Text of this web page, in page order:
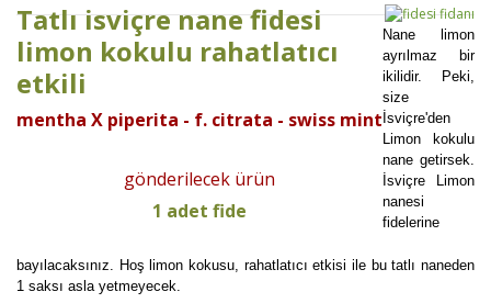
Tatlı isviçre nane fidesi
limon kokulu rahatlatıcı
etkili
mentha X piperita - f. citrata - swiss mint
gönderilecek ürün
1 adet fide
Nane limon
ayrılmaz bir
ikilidir. Peki,
size
İsviçre'den
Limon kokulu
nane getirsek.
İsviçre Limon
nanesi
fidelerine
bayılacaksınız. Hoş limon kokusu, rahatlatıcı etkisi ile bu tatlı naneden
1 saksı asla yetmeyecek.